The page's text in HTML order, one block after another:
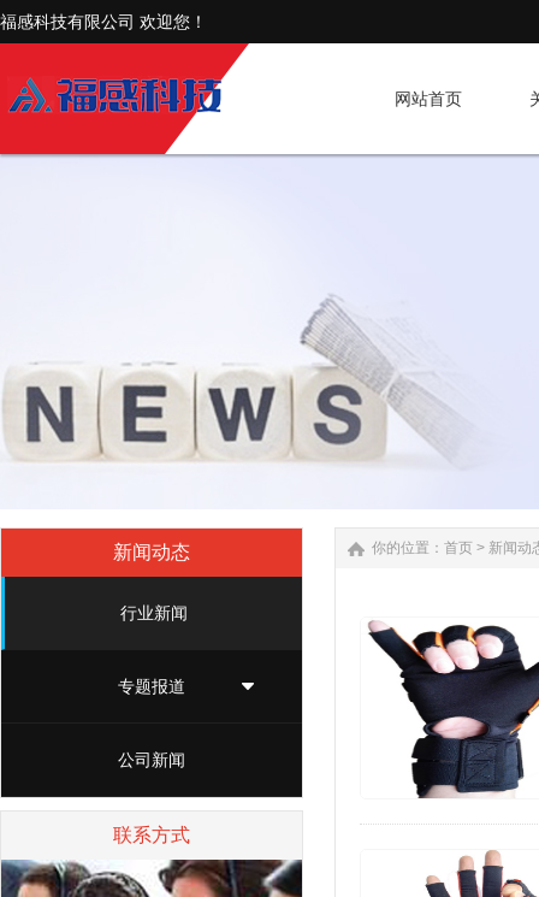
福感科技有限公司 欢迎您！
网站首页
新闻动态
行业新闻
专题报道
公司新闻
联系方式
你的位置： 首页 > 新闻动